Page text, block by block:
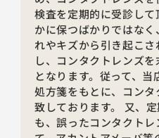
検査を定期的に受診し
かに保つばかりではな
れやキズから引き起こ
し、コンタクトレンズ
となります。従って、
処方箋をもとに、コン
致しております。 又、
も、誤ったコンタクト